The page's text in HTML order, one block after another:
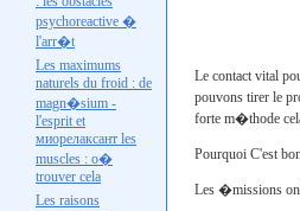
psychoreactive �
l'arr�t
Les maximums
naturels du froid : de
magn�sium -
l'esprit et
миорелаксант les
muscles : o�
trouver cela
Les raisons
Le contact vital
pouvons tirer le
forte m�thode
Pourquoi C'est
Les �missions